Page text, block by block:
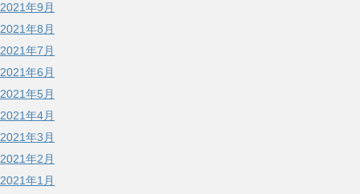
2021年9月
2021年8月
2021年7月
2021年6月
2021年5月
2021年4月
2021年3月
2021年2月
2021年1月